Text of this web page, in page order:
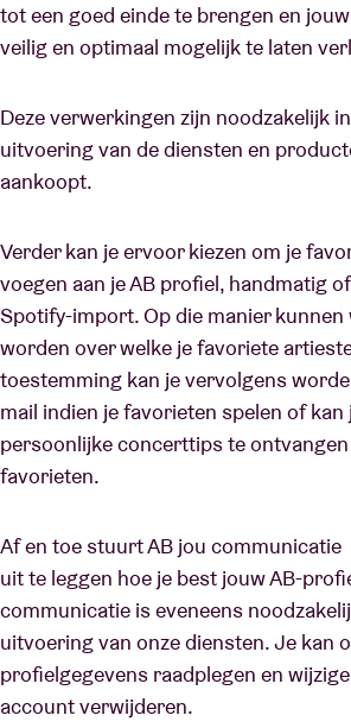
tot een goed einde te brengen en
veilig en optimaal mogelijk te laten
Deze verwerkingen zijn noodzakelijk
uitvoering van de diensten en
aankoopt.
Verder kan je ervoor kiezen om je
voegen aan je AB profiel, handmatig
Spotify-import. Op die manier
worden over welke je favoriete
toestemming kan je vervolgens
mail indien je favorieten spelen of kan
persoonlijke concerttips te
favorieten.
Af en toe stuurt AB jou communicatie
uit te leggen hoe je best jouw AB-
communicatie is eveneens
uitvoering van onze diensten. Je kan
profielgegevens raadplegen en
account verwijderen.